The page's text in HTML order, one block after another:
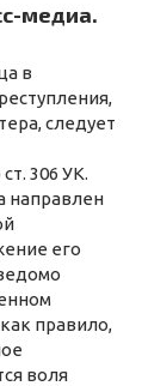
медиа.
в
следует
306 УК.
направлен
его
правило,
воля